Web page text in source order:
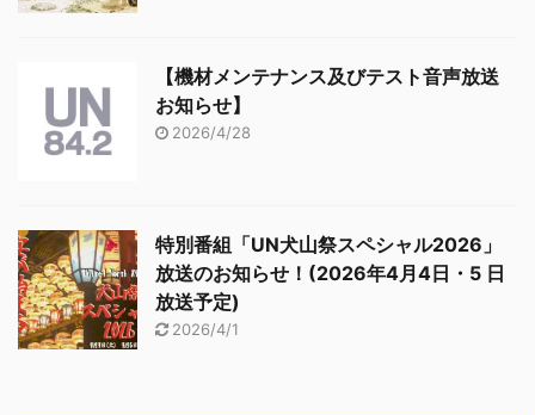
【機材メンテナンス及びテスト音声放送
お知らせ】
2026/4/28
特別番組「UN犬山祭スペシャル2026」
放送のお知らせ！(2026年4月4日・5 日
放送予定)
2026/4/1